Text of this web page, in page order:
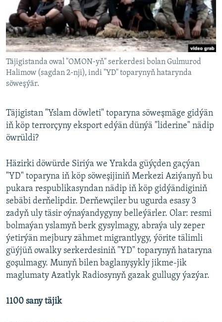
Täjigistanda owal "OMON-yň" serkerdesi bolan Gulmurod
Halimow (sagdan 2-nji), indi "YD" toparynyň hatarynda
söweşýär.
Täjigistan "Yslam döwleti" toparyna söweşmäge gidýän
iň köp terrorçyny eksport edýän dünýä "liderine" nädip
öwrüldi?
Häzirki döwürde Siriýa we Yrakda güýçden gaçýan
"YD" toparyna iň köp söweşijiniň Merkezi Aziýanyň bu
pukara respublikasyndan nädip iň köp gidýändiginiň
sebäbi derňelipdir. Derňewçiler bu ugurda esasy 3
zadyň uly täsir oýnaýandygyny belleýärler. Olar: resmi
bolmaýan yslamyň berk gysylmagy, abraýa uly zeper
ýetirýän mejbury zähmet migrantlygy, ýörite tälimli
güýjüň owalky serkerdesiniň "YD" toparynyň hataryna
goşulmagy. Munyň bilen baglanyşykly jikme-jik
maglumaty Azatlyk Radiosynyň gazak gullugy ýazýar.
1100 sany täjik